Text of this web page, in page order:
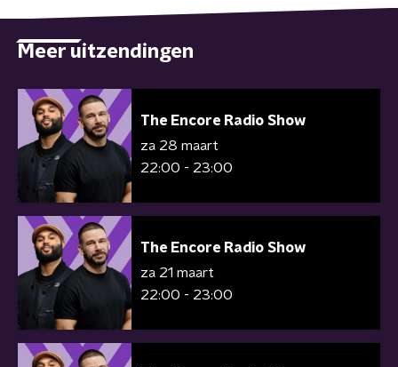
Meer uitzendingen
The Encore Radio Show
za 28 maart
22:00 - 23:00
The Encore Radio Show
za 21 maart
22:00 - 23:00